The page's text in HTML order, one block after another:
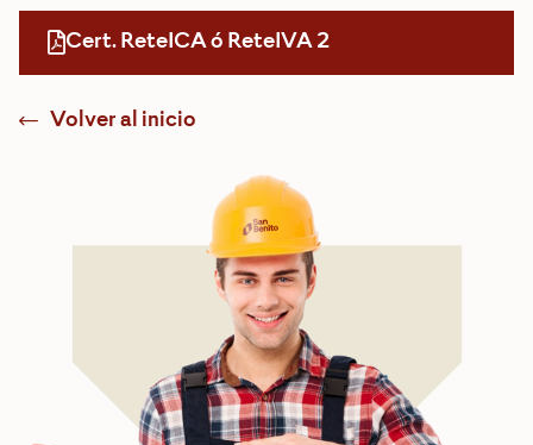
Cert. ReteICA ó ReteIVA 2
Volver al inicio